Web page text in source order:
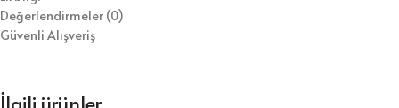
kullanıyoruz. Bununla birlikte, tabloyu koruyucu vernikle kaplayarak
hem temizlik kolaylığı hem de uzun ömür sağlıyoruz. Ürünü duvara
Değerlendirmeler (0)
Güvenli Alışveriş
İlgili ürünler